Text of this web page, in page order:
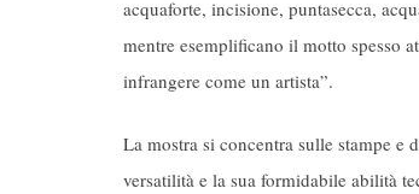
acquaforte, incisione, puntasecca,
mentre esemplificano il motto spesso
infrangere come un artista”.
La mostra si concentra sulle stampe e
versatilità e la sua formidabile abilità